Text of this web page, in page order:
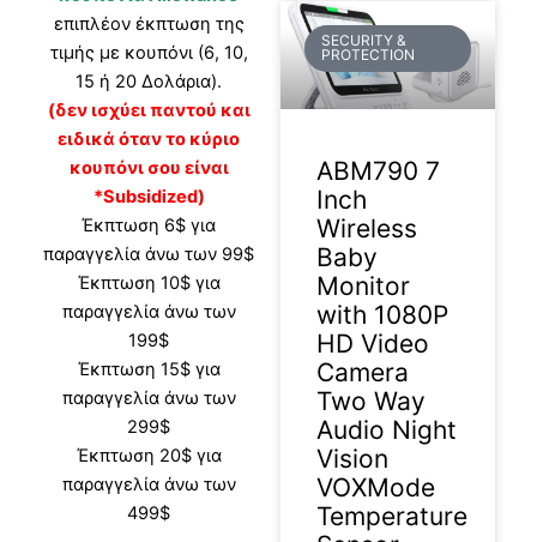
επιπλέον έκπτωση της
τιμής με κουπόνι (6, 10,
15 ή 20 Δολάρια).
(δεν ισχύει παντού και
ειδικά όταν το κύριο
κουπόνι σου είναι
*Subsidized)
Έκπτωση 6$ για
παραγγελία άνω των 99$
Έκπτωση 10$ για
παραγγελία άνω των
199$
Έκπτωση 15$ για
παραγγελία άνω των
299$
Έκπτωση 20$ για
παραγγελία άνω των
499$
SECURITY &
PROTECTION
ABM790 7
Inch
Wireless
Baby
Monitor
with 1080P
HD Video
Camera
Two Way
Audio Night
Vision
VOXMode
Temperature